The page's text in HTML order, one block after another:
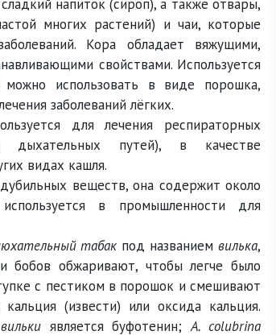
напиток (сироп), а также отвары,
многих растений) и чаи, которые
Кора обладает вяжущими,
свойствами. Используется
использовать в виде порошка,
заболеваний лёгких.
для лечения респираторных
дыхательных путей), в качестве
видах кашля.
веществ, она содержит около
используется в промышленности для
табак под названием вилька,
бобов обжаривают, чтобы легче было
с пестиком в порошок и смешивают
(извести) или оксида кальция.
вильки является буфотенин;A. colubrina